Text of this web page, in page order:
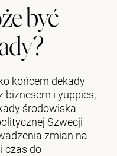
być
końcem dekady
biznesem i yuppies,
środowiska
Szwecji
zmian na
czas do